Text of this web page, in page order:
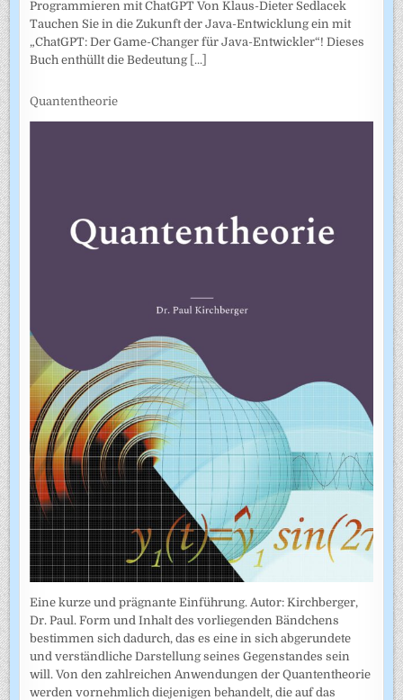
Programmieren mit ChatGPT Von Klaus-Dieter Sedlacek
Tauchen Sie in die Zukunft der Java-Entwicklung ein mit
„ChatGPT: Der Game-Changer für Java-Entwickler“! Dieses
Buch enthüllt die Bedeutung [...]
Quantentheorie
Eine kurze und prägnante Einführung. Autor: Kirchberger,
Dr. Paul. Form und Inhalt des vorliegenden Bändchens
bestimmen sich dadurch, das es eine in sich abgerundete
und verständliche Darstellung seines Gegenstandes sein
will. Von den zahlreichen Anwendungen der Quantentheorie
werden vornehmlich diejenigen behandelt, die auf das